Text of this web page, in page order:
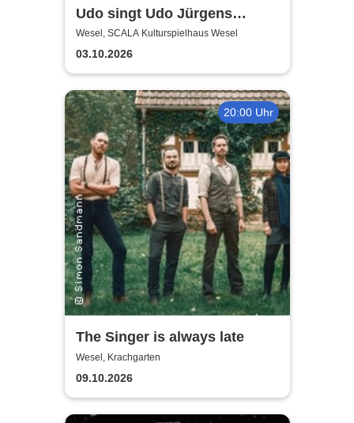
Udo singt Udo Jürgens
Welterfolge - Udo Hotten &
Backings
Wesel, SCALA Kulturspielhaus Wesel
03.10.2026
20:00 Uhr
The Singer is always late
Wesel, Krachgarten
09.10.2026